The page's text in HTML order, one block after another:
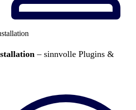
– sinnvolle Plugins &